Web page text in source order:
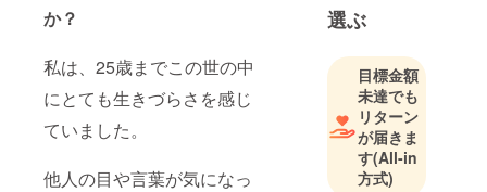
か？
私は、25歳までこの世の中
にとても生きづらさを感じ
ていました。
他人の目や言葉が気になっ
選ぶ
目標金額
未達でも
リターン
が届きま
す(All-in
方式)